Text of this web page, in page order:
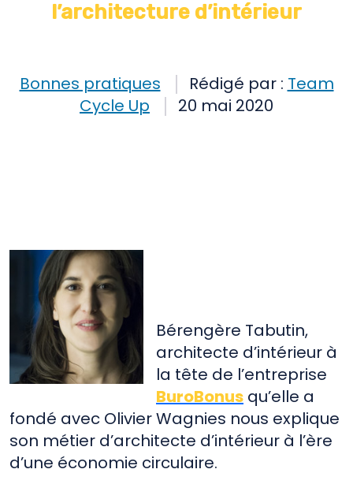
l’architecture d’intérieur
Bonnes pratiques Rédigé par : Team
Cycle Up
20 mai 2020
Bérengère Tabutin,
architecte d’intérieur à
la tête de l’entreprise
BuroBonus qu’elle a
fondé avec Olivier Wagnies nous explique
son métier d’architecte d’intérieur à l’ère
d’une économie circulaire.